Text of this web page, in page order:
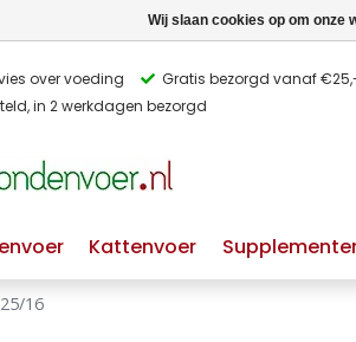
over voeding
Gratis bezorgd vanaf
in 2 werkdagen bezorgd
Kattenvoer
16
Wij slaan cookies op om onze